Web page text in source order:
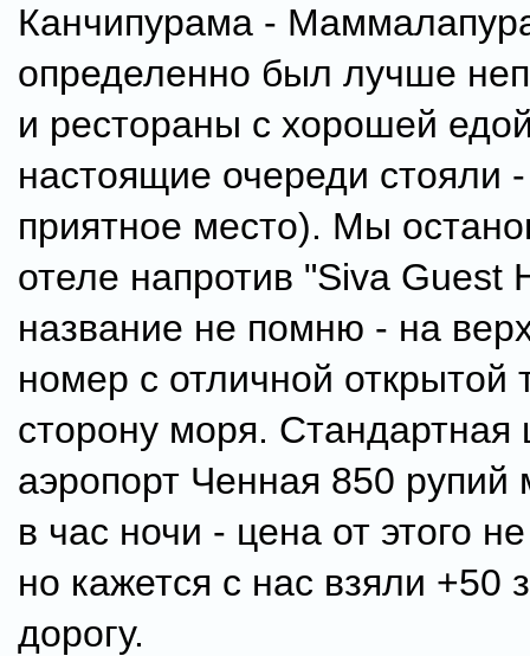
Канчипурама -
определенно был лучше
и рестораны с хорошей
настоящие очереди стояли
приятное место). Мы
отеле напротив "Siva Guest
название не помню - на
номер с отличной открытой
сторону моря. Стандартная
аэропорт Ченная 850
в час ночи - цена от этого
но кажется с нас взяли +50
дорогу.